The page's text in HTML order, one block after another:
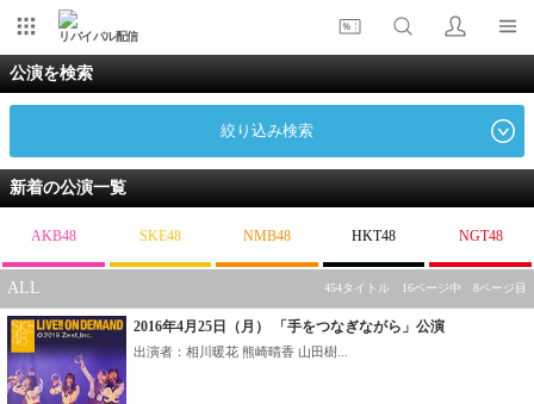
リバイバル配信
公演を検索
絞り込み検索
新着の公演一覧
AKB48 SKE48 NMB48 HKT48 NGT48
ALL 454タイトル 16ページ中 8ページ目
2016年4月25日（月） 「手をつなぎながら」公演
出演者：相川暖花 熊崎晴香 山田樹...